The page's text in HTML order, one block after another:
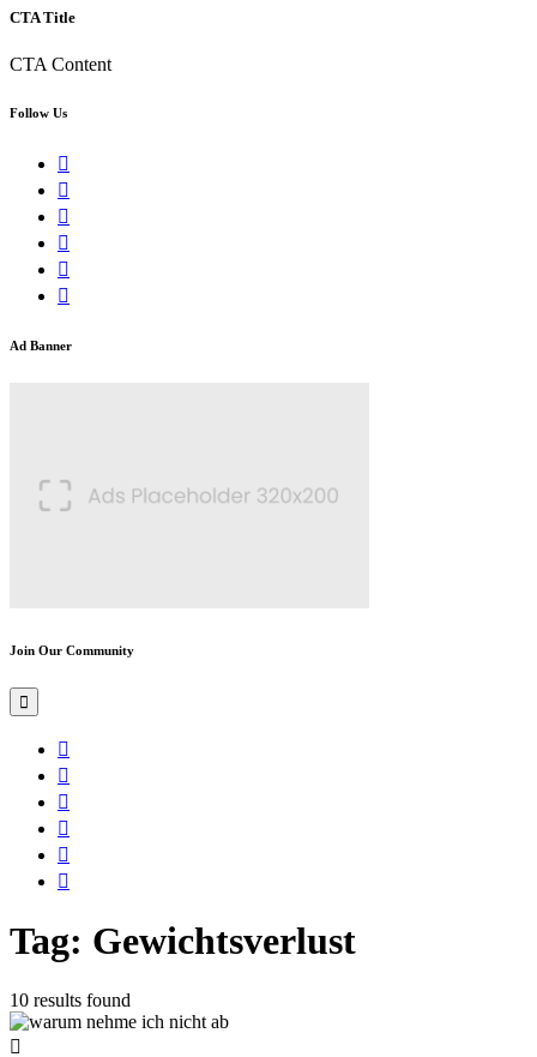
CTA Title
CTA Content
Follow Us
Ad Banner
Join Our Community
Tag: Gewichtsverlust
10 results found